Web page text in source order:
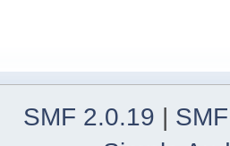
SMF 2.0.19